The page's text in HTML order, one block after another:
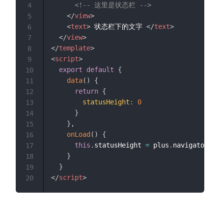
<!-- 这里是状态栏 -->
</view>
<text> 状态栏下的文字 </text>
</view>
</template>
<script>
export
default
{
data( )
{
return {
statusHeight :
0
}
} ,
onLoad( )
{
this . statusHeight = plus . navigator
}
}
</script>
4
5
6
7
8
9
10
11
12
13
14
15
16
17
18
19
20